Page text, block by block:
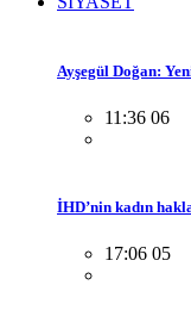
Ayşegül Doğan:
11:36 06
İHD’nin kadın
17:06 05